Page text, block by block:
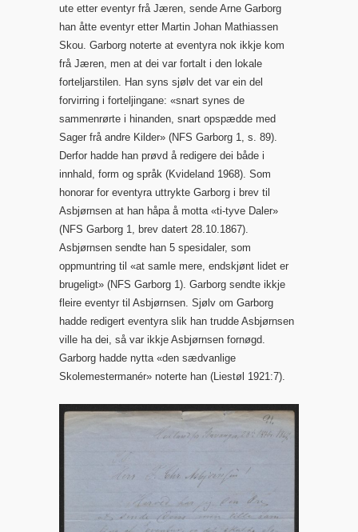
ute etter eventyr frå Jæren, sende Arne Garborg
han åtte eventyr etter Martin Johan Mathiassen
Skou. Garborg noterte at eventyra nok ikkje kom
frå Jæren, men at dei var fortalt i den lokale
forteljarstilen. Han syns sjølv det var ein del
forvirring i forteljingane: «snart synes de
sammenrørte i hinanden, snart opspædde med
Sager frå andre Kilder» (NFS Garborg 1, s. 89).
Derfor hadde han prøvd å redigere dei både i
innhald, form og språk (Kvideland 1968). Som
honorar for eventyra uttrykte Garborg i brev til
Asbjørnsen at han håpa å motta «ti-tyve Daler»
(NFS Garborg 1, brev datert 28.10.1867).
Asbjørnsen sendte han 5 spesidaler, som
oppmuntring til «at samle mere, endskjønt lidet er
brugeligt» (NFS Garborg 1). Garborg sendte ikkje
fleire eventyr til Asbjørnsen. Sjølv om Garborg
hadde redigert eventyra slik han trudde Asbjørnsen
ville ha dei, så var ikkje Asbjørnsen fornøgd.
Garborg hadde nytta «den sædvanlige
Skolemestermanér» noterte han (Liestøl 1921:7).